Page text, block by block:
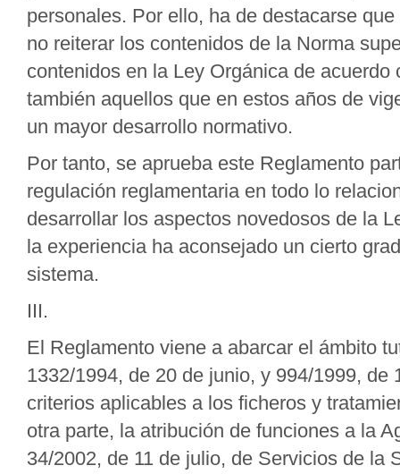
personales. Por ello, ha de destacarse
no reiterar los contenidos de la Norma
contenidos en la Ley Orgánica de
también aquellos que en estos años de
un mayor desarrollo normativo.
Por tanto, se aprueba este Reglamento
regulación reglamentaria en todo lo
desarrollar los aspectos novedosos de la
la experiencia ha aconsejado un cierto
sistema.
III.
El Reglamento viene a abarcar el ámbito
1332/1994, de 20 de junio, y 994/1999,
criterios aplicables a los ficheros y
otra parte, la atribución de funciones a la
34/2002, de 11 de julio, de Servicios de la